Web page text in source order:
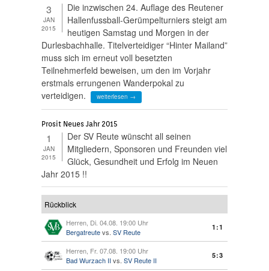
3
JAN
2015
Die inzwischen 24. Auflage des Reutener
Hallenfussball-Gerümpelturniers steigt am
heutigen Samstag und Morgen in der
Durlesbachhalle. Titelverteidiger “Hinter Mailand”
muss sich im erneut voll besetzten
Teilnehmerfeld beweisen, um den im Vorjahr
erstmals errungenen Wanderpokal zu
verteidigen.
weiterlesen →
Prosit Neues Jahr 2015
1
JAN
2015
Der SV Reute wünscht all seinen
Mitgliedern, Sponsoren und Freunden viel
Glück, Gesundheit und Erfolg im Neuen
Jahr 2015 !!
Rückblick
Herren, Di. 04.08. 19:00 Uhr
Bergatreutevs. SV Reute
1:1
Herren, Fr. 07.08. 19:00 Uhr
Bad Wurzach IIvs. SV Reute II
5:3